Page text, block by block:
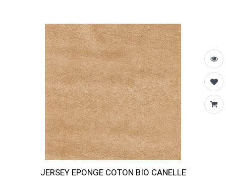
JERSEY EPONGE COTON BIO CANELLE